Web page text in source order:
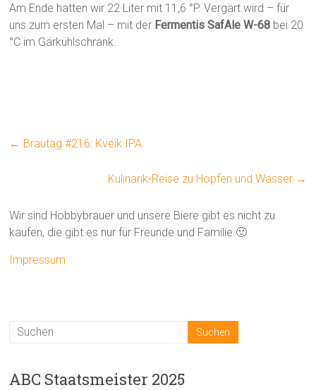
Am Ende hatten wir 22 Liter mit 11,6 °P. Vergärt wird – für
uns zum ersten Mal – mit der Fermentis SafAle W-68 bei 20
°C im Gärkühlschrank.
← Brautag #216: Kveik IPA
Kulinarik-Reise zu Hopfen und Wasser →
Wir sind Hobbybrauer und unsere Biere gibt es nicht zu
kaufen, die gibt es nur für Freunde und Familie 🙂
Impressum
ABC Staatsmeister 2025